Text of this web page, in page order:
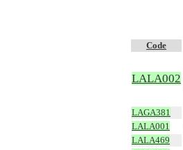
Code
LALA002
LAGA381
LALA001
LALA469